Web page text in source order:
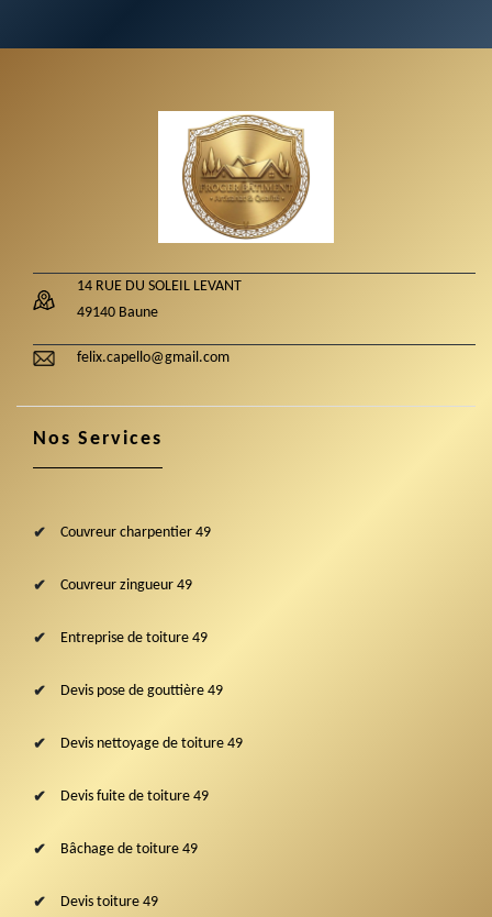
14 RUE DU SOLEIL LEVANT
49140 Baune
felix.capello@gmail.com
Nos Services
Couvreur charpentier 49
Couvreur zingueur 49
Entreprise de toiture 49
Devis pose de gouttière 49
Devis nettoyage de toiture 49
Devis fuite de toiture 49
Bâchage de toiture 49
Devis toiture 49